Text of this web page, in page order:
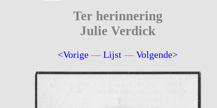
Ter herinnering
Julie Verdick
<Vorige —Lijst —Volgende>